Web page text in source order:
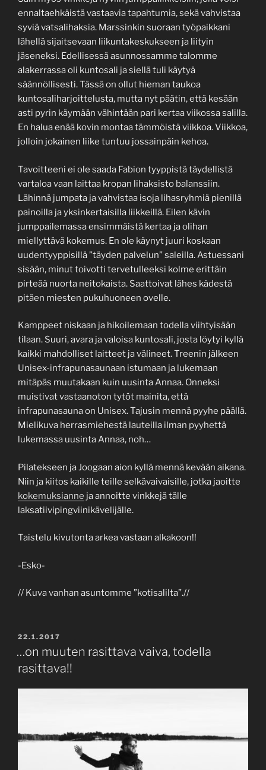
ennaltaehkäistä vastaavia tapahtumia, sekä vahvistaa
syviä vatsalihaksia. Marssinkin suoraan työpaikkani
lähellä sijaitsevaan liikuntakeskukseen ja liityin
jäseneksi. Edellisessä asunnossamme talomme
alakerrassa oli kuntosali ja siellä tuli käytyä
säännöllisesti. Tässä on ollut hieman taukoa
kuntosaliharjoittelusta, mutta nyt päätin, että kesään
asti pyrin käymään vähintään pari kertaa viikossa salilla.
En halua enää kovin montaa tämmöistä viikkoa. Viikkoa,
jolloin jokainen liike tuntuu jossainpäin kehoa.
Tavoitteeni ei ole saada Fabion tyyppistä täydellistä
vartaloa vaan laittaa kropan lihaksisto balanssiin.
Lähinnä jumpata ja vahvistaa isoja lihasryhmiä pienillä
painoilla ja yksinkertaisilla liikkeillä. Eilen kävin
jumppailemassa ensimmäistä kertaa ja olihan
miellyttävä kokemus. En ole käynyt juuri koskaan
uudentyyppisillä ”täyden palvelun” saleilla. Astuessani
sisään, minut toivotti tervetulleeksi kolme erittäin
pirteää nuorta neitokaista. Saattoivat lähes kädestä
pitäen miesten pukuhuoneen ovelle.
Kamppeet niskaan ja hikoilemaan todella viihtyisään
tilaan. Suuri, avara ja valoisa kuntosali, josta löytyi kyllä
kaikki mahdolliset laitteet ja välineet. Treenin jälkeen
Unisex-infrapunasaunaan istumaan ja lukemaan
mitäpäs muutakaan kuin uusinta Annaa. Onneksi
muistivat vastaanoton tytöt mainita, että
infrapunasauna on Unisex. Tajusin mennä pyyhe päällä.
Mielikuva herrasmiehestä lauteilla ilman pyyhettä
lukemassa uusinta Annaa, noh…
Pilatekseen ja Joogaan aion kyllä mennä kevään aikana.
Niin ja kiitos kaikille teille selkävaivaisille, jotka jaoitte
kokemuksianne ja annoitte vinkkejä tälle
laksatiivipingviinikävelijälle.
Taistelu kivutonta arkea vastaan alkakoon!!
-Esko-
// Kuva vanhan asuntomme ”kotisalilta”.//
POSTED
22.1.2017
…on muuten rasittava vaiva, todella
rasittava!!